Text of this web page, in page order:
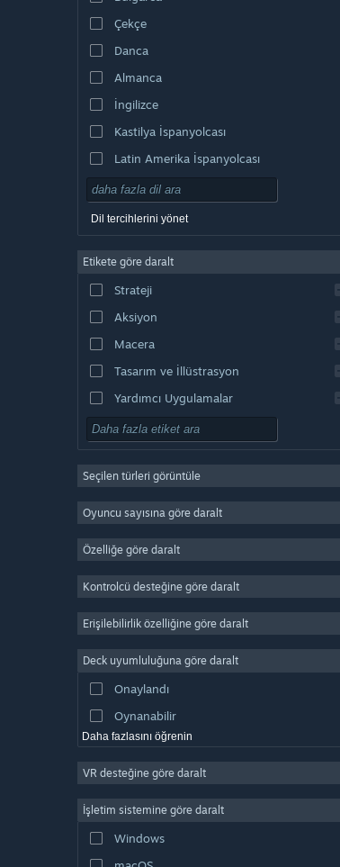
Çekçe
Danca
Almanca
İngilizce
Kastilya İspanyolcası
Latin Amerika İspanyolcası
Dil tercihlerini yönet
Etikete göre daralt
Strateji
Aksiyon
Macera
Tasarım ve İllüstrasyon
Yardımcı Uygulamalar
Oynaması Ücretsiz
Devasa Çok Oyunculu
Basit Eğlence
Simülasyon
Video Prodüksiyonu
Fotoğraf Düzenleme
Seçilen türleri görüntüle
Oyuncu sayısına göre daralt
Özelliğe göre daralt
Kontrolcü desteğine göre daralt
Erişilebilirlik özelliğine göre daralt
Deck uyumluluğuna göre daralt
Onaylandı
Oynanabilir
Daha fazlasını öğrenin
VR desteğine göre daralt
İşletim sistemine göre daralt
Windows